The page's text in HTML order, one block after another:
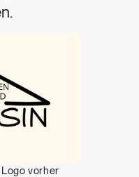
vorher